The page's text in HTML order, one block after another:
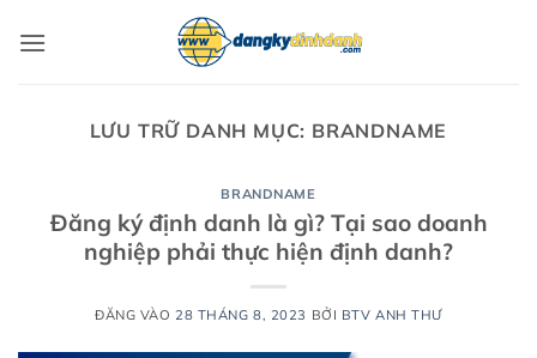
qua
LƯU TRỮ DANH MỤC: BRANDNAME
BRANDNAME
Đăng ký định danh là gì? Tại sao doanh
nghiệp phải thực hiện định danh?
ĐĂNG VÀO28 THÁNG 8, 2023 BỞI BTV ANH THƯ